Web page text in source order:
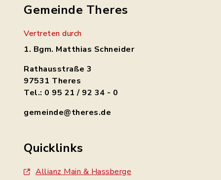
Gemeinde Theres
Vertreten durch
1. Bgm. Matthias Schneider
Rathausstraße 3
97531 Theres
Tel.: 0 95 21 / 92 34 - 0
gemeinde@theres.de
Quicklinks
Allianz Main & Hassberge